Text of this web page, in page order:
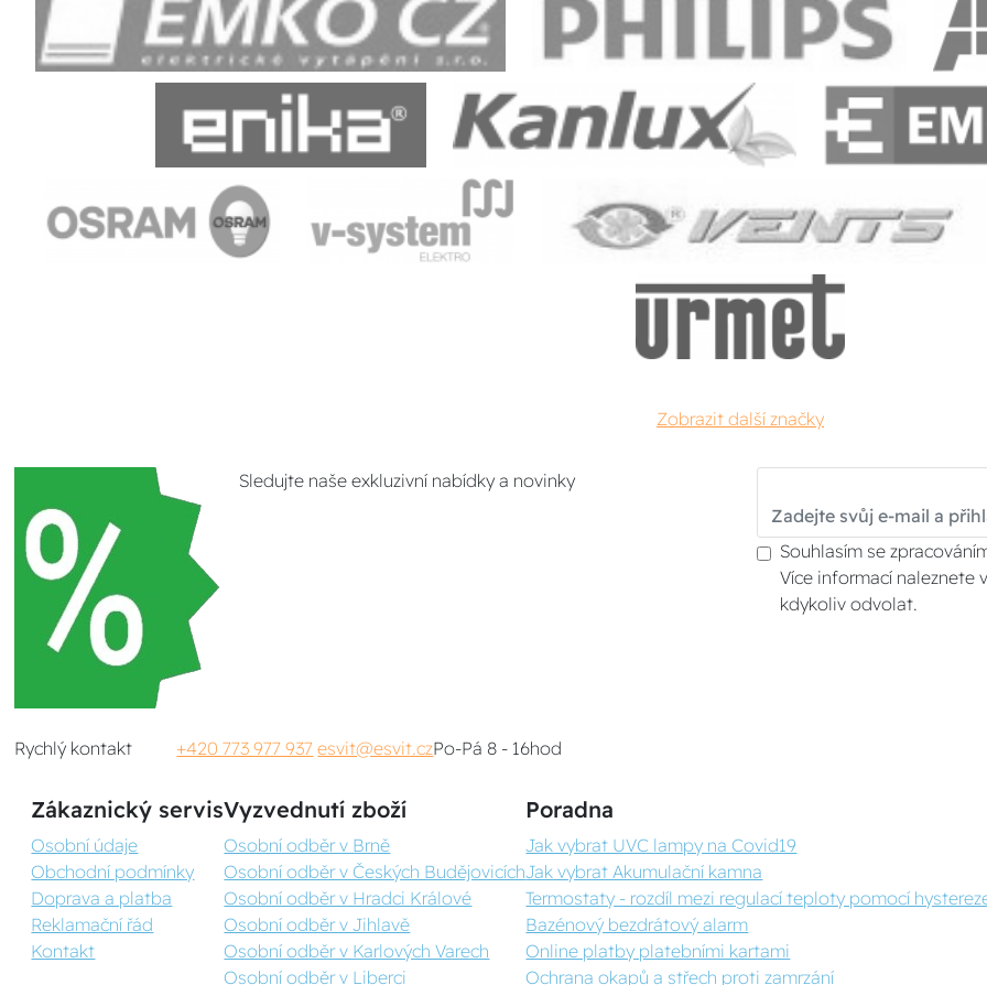
Zobrazit další značky
Sledujte naše exkluzivní nabídky a novinky
Souhlasím se
Více informací naleznete v
kdykoliv odvolat.
Rychlý kontakt +420 773 977 937 esvit@esvit.czPo-Pá 8 - 16hod
Zákaznický servis
Osobní údaje
Obchodní podmínky
Doprava a platba
Reklamační řád
Kontakt
Vyzvednutí zboží
Osobní odběr v Brně
Osobní odběr v Českých Budějovicích
Osobní odběr v Hradci Králové
Osobní odběr v Jihlavě
Osobní odběr v Karlových Varech
Osobní odběr v Liberci
Poradna
Jak vybrat UVC lampy na Covid19
Jak vybrat Akumulační kamna
Termostaty - rozdíl mezi regulací teploty pomocí
Bazénový bezdrátový alarm
Online platby platebními kartami
Ochrana okapů a střech proti zamrzání